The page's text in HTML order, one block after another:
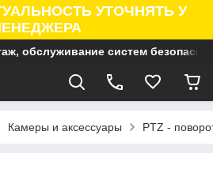
УТОЧНЯТЬ У
обслуживание систем
Камеры и аксессуары PTZ -